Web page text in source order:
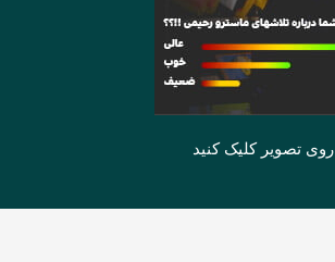
روی تصویر کلیک کنید